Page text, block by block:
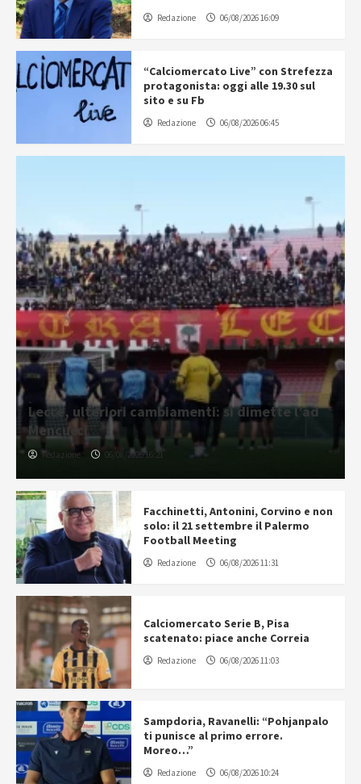
Redazione 06/08/2026 16:09
“Calciomercato Live” con Strefezza
protagonista: oggi alle 19.30 sul
sito e su Fb
Redazione 06/08/2026 06:45
Lecce, ulteriori cambiamenti: si dimette l’ad
Mencucci
Redazione 06/08/2026 16:21
Facchinetti, Antonini, Corvino e non
solo: il 21 settembre il Palermo
Football Meeting
Redazione 06/08/2026 11:31
Calciomercato Serie B, Pisa
scatenato: piace anche Correia
Redazione 06/08/2026 11:03
Sampdoria, Ravanelli: “Pohjanpalo
ti punisce al primo errore.
Moreo…”
Redazione 06/08/2026 10:24